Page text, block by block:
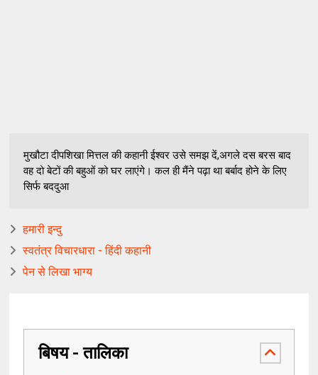
मुखौटा दीपशिखा मित्तल की कहानी ईश्वर उसे समझ दें,अगले दस बरस बाद
वह दो बेटों की बहुओं को घर लाएंगे। कल ही मैंने पढ़ा था बर्बाद होने के लिए
सिर्फ बददुआ
हमारी इन्दु
स्वतंत्र विचारधारा - हिंदी कहानी
पेन से लिखा भाग्य
बिषय - तालिका